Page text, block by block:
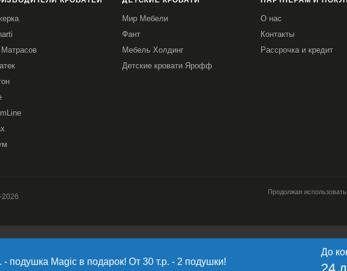
подушка Magic в подарок! От 30 т.р. - 2 подушки!
До
Мир Мебели
Фант
Мебель Холдинг
Детские кровати Ярофф
О нас
Контакты
Рассрочка и кредит
Продолжая
его экрана; источник откуда пришел на сайт пользователь; с какого сайта или по какой рекламе;
кнопки нажимает пользователь; ip-адрес) в целях функционирования сайта, проведения